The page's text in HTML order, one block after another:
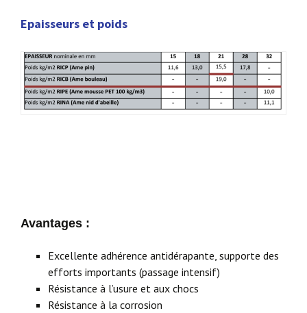
Epaisseurs et poids
Avantages :
Excellente adhérence antidérapante, supporte des
efforts importants (passage intensif)
Résistance à l’usure et aux chocs
Résistance à la corrosion